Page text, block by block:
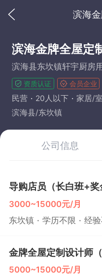
滨海
滨海金牌全屋定
滨海县东坎镇轩宇厨房
资质认证 会员企业
民营 20人以下
家居/
滨海县/东坎镇
公司信息
导购店员（长白班+奖
3000~15000元/月
东坎镇 学历不限 经
金牌全屋定制设计师
5000~15000元/月